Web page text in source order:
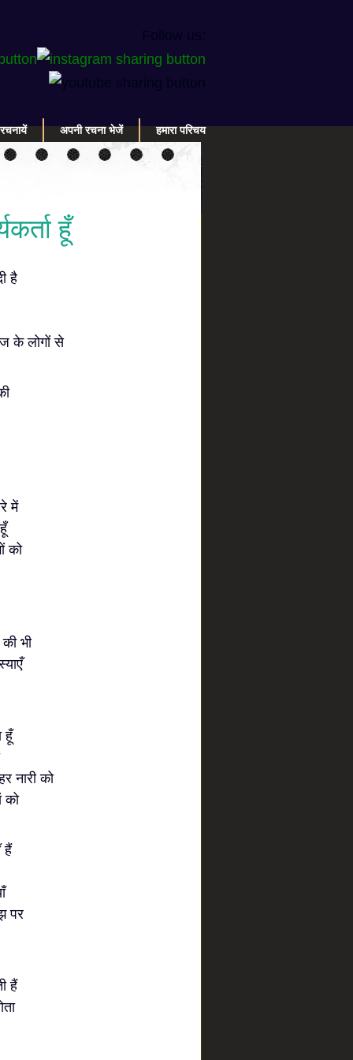
अपनी रचना भेजें हमारा परिचय
हूँ
है
के लोगों से
में
को
भी
हूँ
नारी को
को
हैं
पर
हैं